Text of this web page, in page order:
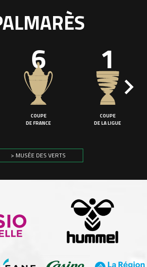
6
COUPE
DE FRANCE
1
COUPE
DE LA LIGUE
> MUSÉE DES VERTS